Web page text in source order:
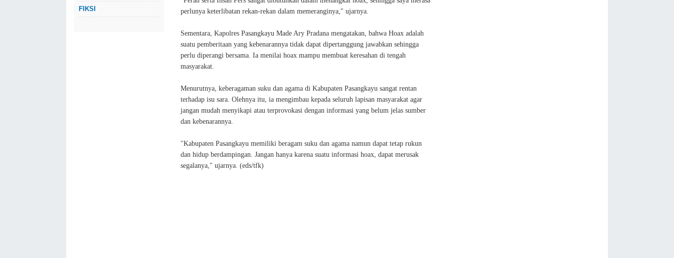
FIKSI
perlunya keterlibatan rekan-rekan dalam memeranginya," ujarnya.
Sementara, Kapolres Pasangkayu Made Ary Pradana mengatakan, bahwa Hoax adalah
suatu pemberitaan yang kebenarannya tidak dapat dipertanggung jawabkan sehingga
perlu diperangi bersama. Ia menilai hoax mampu membuat keresahan di tengah
masyarakat.
Menurutnya, keberagaman suku dan agama di Kabupaten Pasangkayu sangat rentan
terhadap isu sara. Olehnya itu, ia mengimbau kepada seluruh lapisan masyarakat agar
jangan mudah menyikapi atau terprovokasi dengan informasi yang belum jelas sumber
dan kebenarannya.
"Kabupaten Pasangkayu memiliki beragam suku dan agama namun dapat tetap rukun
dan hidup berdampingan. Jangan hanya karena suatu informasi hoax, dapat merusak
segalanya," ujarnya. (eds/tfk)